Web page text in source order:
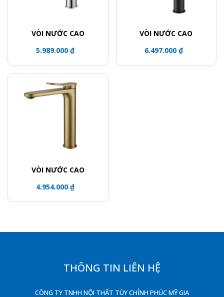
VÒI NƯỚC CAO
5.989.000 ₫
VÒI NƯỚC CAO
6.497.000 ₫
VÒI NƯỚC CAO
4.954.000 ₫
THÔNG TIN LIÊN HỆ
CÔNG TY TNHH NỘI THẤT TÙY CHỈNH PHÚC MỸ GIA